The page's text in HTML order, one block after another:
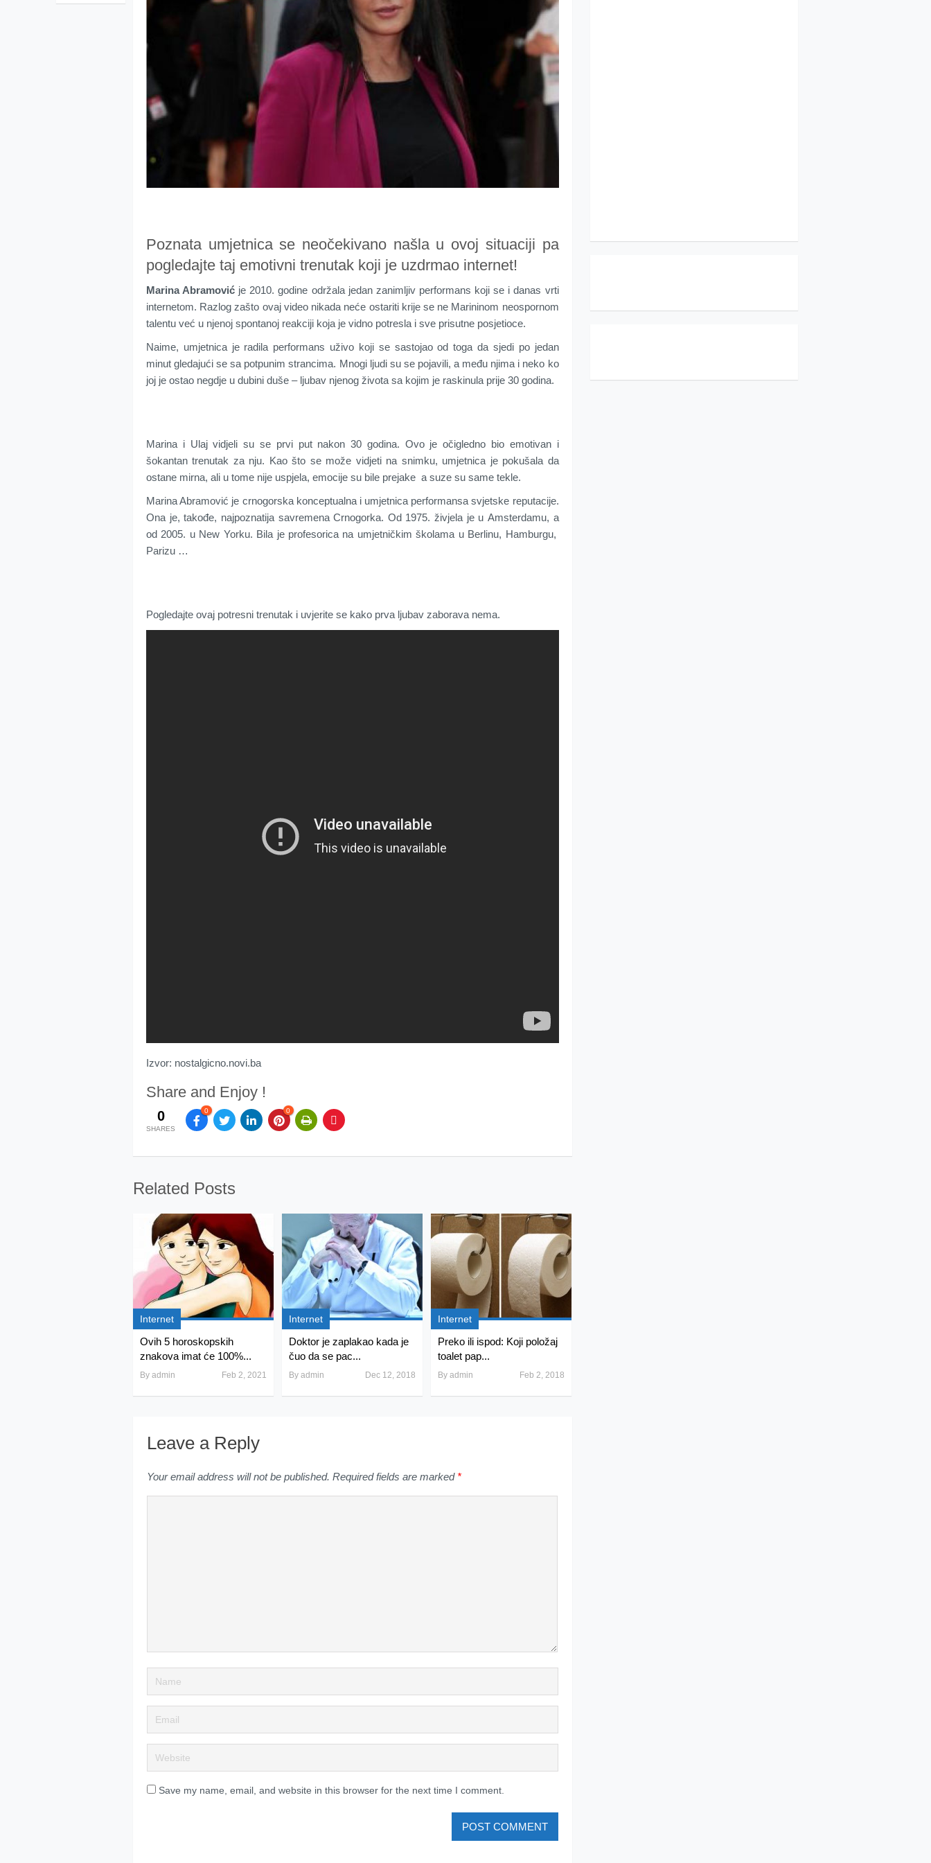
Poznata umjetnica se neočekivano našla u ovoj situaciji pa
pogledajte taj emotivni trenutak koji je uzdrmao internet!
Marina Abramović je 2010. godine održala jedan zanimljiv performans koji se i danas vrti
internetom. Razlog zašto ovaj video nikada neće ostariti krije se ne Marininom neospornom
talentu već u njenoj spontanoj reakciji koja je vidno potresla i sve prisutne posjetioce.
Naime, umjetnica je radila performans uživo koji se sastojao od toga da sjedi po jedan
minut gledajući se sa potpunim strancima. Mnogi ljudi su se pojavili, a među njima i neko ko
joj je ostao negdje u dubini duše – ljubav njenog života sa kojim je raskinula prije 30 godina.
Marina i Ulaj vidjeli su se prvi put nakon 30 godina. Ovo je očigledno bio emotivan i
šokantan trenutak za nju. Kao što se može vidjeti na snimku, umjetnica je pokušala da
ostane mirna, ali u tome nije uspjela, emocije su bile prejake a suze su same tekle.
Marina Abramović je crnogorska konceptualna i umjetnica performansa svjetske reputacije.
Ona je, takođe, najpoznatija savremena Crnogorka. Od 1975. živjela je u Amsterdamu, a
od 2005. u New Yorku. Bila je profesorica na umjetničkim školama u Berlinu, Hamburgu,
Parizu …
Pogledajte ovaj potresni trenutak i uvjerite se kako prva ljubav zaborava nema.
Izvor: nostalgicno.novi.ba
Share and Enjoy !
0
SHARES
0 0
Related Posts
Internet
Ovih 5 horoskopskih
znakova imat će 100%...
By admin Feb 2, 2021
Internet
Doktor je zaplakao kada je
čuo da se pac...
By admin Dec 12, 2018
Internet
Preko ili ispod: Koji položaj
toalet pap...
By admin Feb 2, 2018
Leave a Reply
Your email address will not be published. Required fields are marked *
Save my name, email, and website in this browser for the next time I comment.